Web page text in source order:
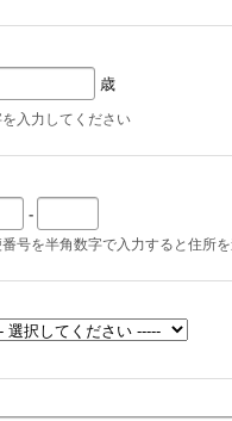
歳
入力してください
-
号を半角数字で入力すると住所を